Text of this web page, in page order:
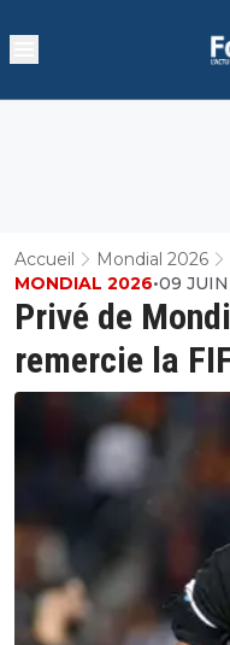
Accueil Mondial 2026
Privé de
remercie la
MONDIAL 2026•09